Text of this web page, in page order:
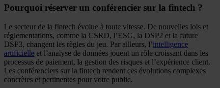
Pourquoi réserver un conférencier sur la fintech ?
Le secteur de la fintech évolue à toute vitesse. De nouvelles lois et
réglementations, comme la CSRD, l’ESG, la DSP2 et la future
DSP3, changent les règles du jeu. Par ailleurs, l’intelligence
artificielle et l’analyse de données jouent un rôle croissant dans les
processus de paiement, la gestion des risques et l’expérience client.
Les conférenciers sur la fintech rendent ces évolutions complexes
concrètes et pertinentes pour votre public.